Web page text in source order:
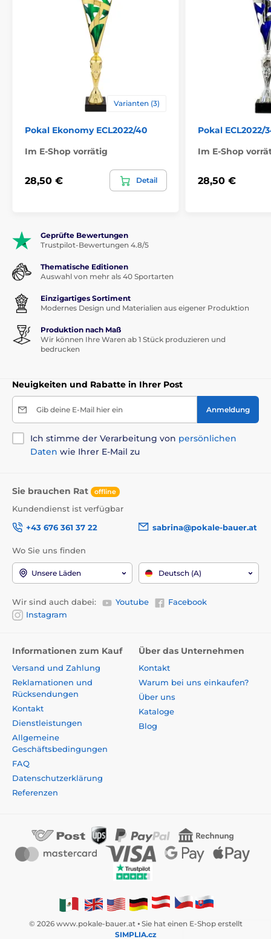
Bedruckung des
Varianten (3)
Pokal Ekonomy ECL2022/40
Im E-Shop vorrätig
28,50 € Detail
Pokal ECL2022/
Im E-Shop
28,50 €
Geprüfte Bewertungen
Trustpilot-Bewertungen 4.8/5
Thematische Editionen
Auswahl von mehr als 40 Sportarten
Einzigartiges Sortiment
Modernes Design und Materialien aus eigener Produktion
Produktion nach Maß
Wir können Ihre Waren ab 1 Stück produzieren und
bedrucken
Neuigkeiten und Rabatte in Ihrer Post
Gib deine E-Mail hier ein Anmeldung
Ich stimme der Verarbeitung von persönlichen
Daten wie Ihrer E-Mail zu
Sie brauchen Rat offline
Kundendienst ist verfügbar
+43 676 361 37 22
sabrina@pokale-bauer.at
Wo Sie uns finden
Unsere Läden Deutsch (A)
Wir sind auch dabei: Youtube
Facebook
Instagram
Informationen zum Kauf
Versand und Zahlung
Reklamationen und
Rücksendungen
Kontakt
Dienstleistungen
Allgemeine
Geschäftsbedingungen
FAQ
Datenschutzerklärung
Referenzen
Über das Unternehmen
Kontakt
Warum bei uns einkaufen?
Über uns
Kataloge
Blog
© 2026 www.pokale-bauer.at ⦁ Sie hat einen E-Shop erstellt
SIMPLIA.cz